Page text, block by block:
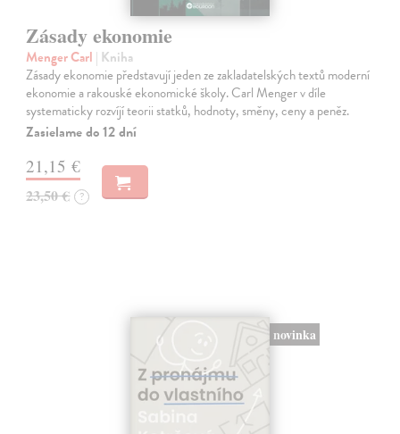
Zásady ekonomie
Menger Carl | Kniha
Zásady ekonomie představují jeden ze zakladatelských textů moderní
ekonomie a rakouské ekonomické školy. Carl Menger v díle
systematicky rozvíjí teorii statků, hodnoty, směny, ceny a peněz.
Zasielame do 12 dní
21,15 €
23,50 € ?
novinka